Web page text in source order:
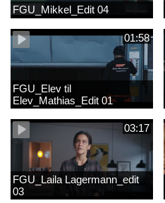
FGU_Mikkel_Edit 04
01:58
FGU_Elev til
Elev_Mathias_Edit 01
03:17
FGU_Laila Lagermann_edit
03